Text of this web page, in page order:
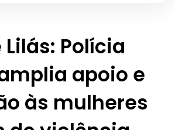
Polícia
apoio e
às mulheres